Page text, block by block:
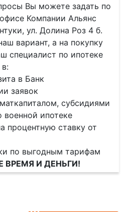
Вы можете задать по
Компании Альянс
ул. Долина Роз 4 б.
вариант, а на покупку
специалист по ипотеке
в Банк
заявок
субсидиями
военной ипотеке
процентную ставку от
по выгодным тарифам
И ДЕНЬГИ!